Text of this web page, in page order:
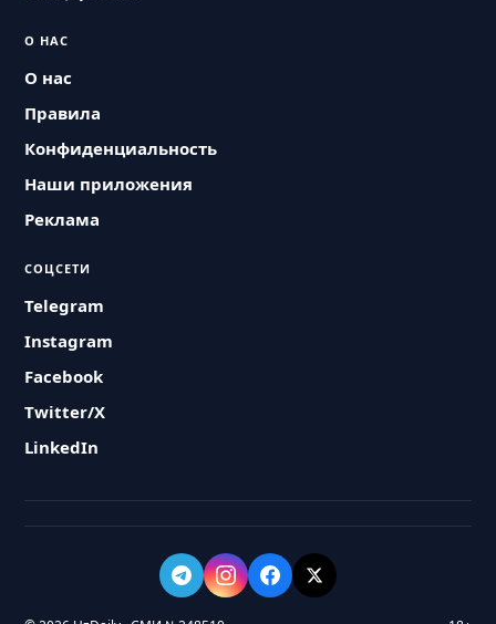
О НАС
О нас
Правила
Конфиденциальность
Наши приложения
Реклама
СОЦСЕТИ
Telegram
Instagram
Facebook
Twitter/X
LinkedIn